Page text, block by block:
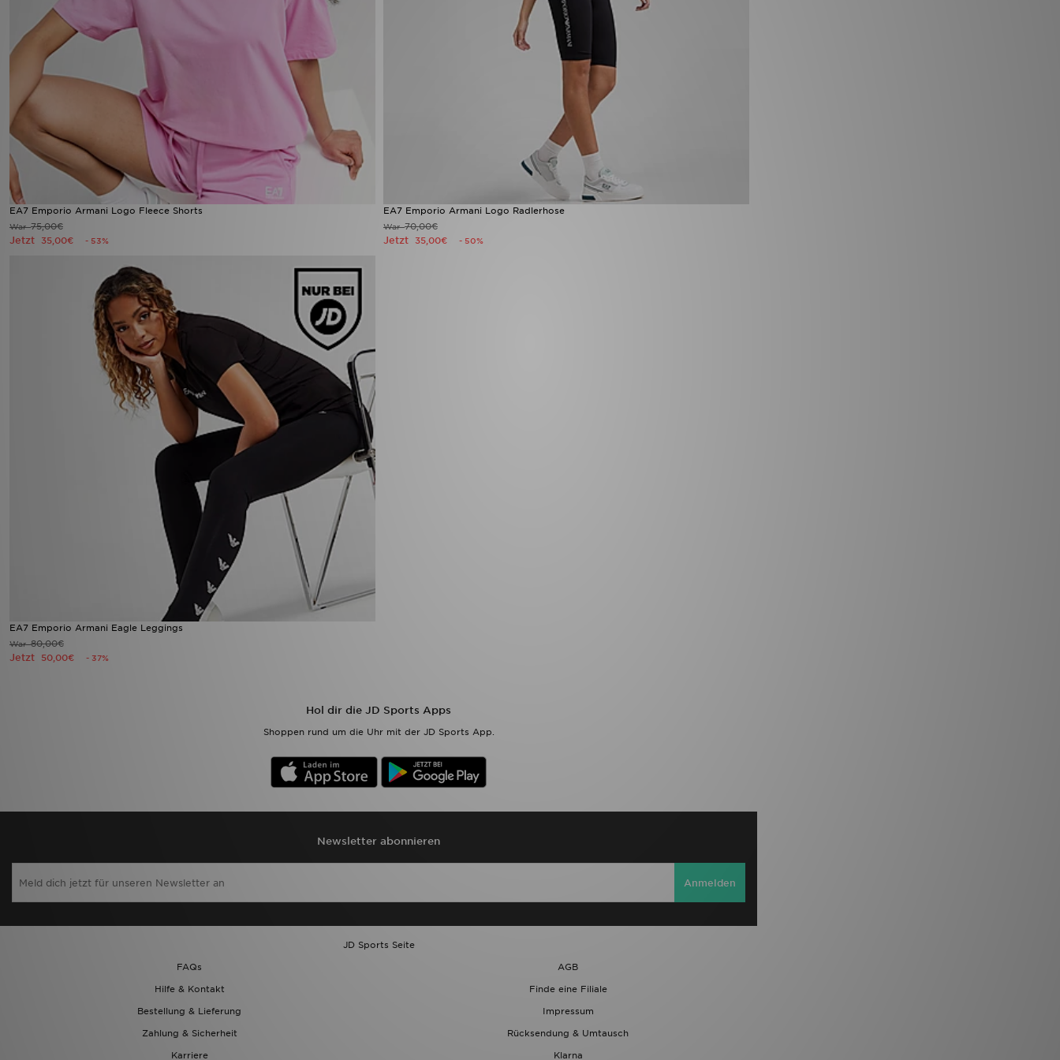
EA7 Emporio Armani Logo Fleece Shorts
War75,00€
Jetzt 35,00€ - 53%
EA7 Emporio Armani Logo Radlerhose
War70,00€
Jetzt 35,00€ - 50%
EA7 Emporio Armani Eagle Leggings
War80,00€
Jetzt 50,00€ - 37%
Hol dir die JD Sports Apps
Shoppen rund um die Uhr mit der JD Sports App.
Newsletter abonnieren
Anmelden
JD Sports Seite
FAQs
AGB
Hilfe & Kontakt
Finde eine Filiale
Bestellung & Lieferung
Impressum
Zahlung & Sicherheit
Rücksendung & Umtausch
Karriere
Klarna